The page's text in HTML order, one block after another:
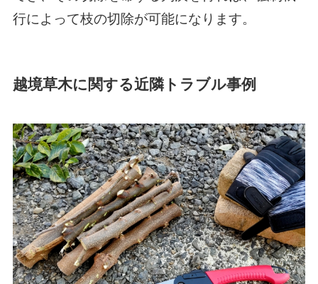
行によって枝の切除が可能になります。
越境草木に関する近隣トラブル事例